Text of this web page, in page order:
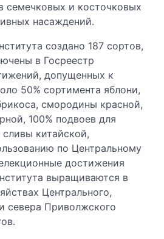
семечковых и косточковых
насаждений.
создано 187 сортов,
в Госреестр
допущенных к
50% сортимента яблони,
смородины красной,
100% подвоев для
китайской,
по Центральному
достижения
выращиваются в
Центрального,
севера Приволжского